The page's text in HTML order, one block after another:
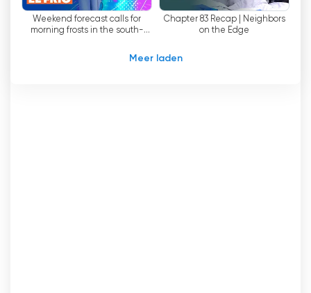
populairste zenders in Chili geworden.
Weekend forecast calls for
morning frosts in the south-
Chapter 83 Recap | Neighbors
on the Edge
Meer laden